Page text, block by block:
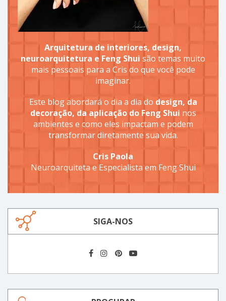
Arquitetura de interiores, design,
neuroarquitetura e Feng Shui são temas muito
mais pessoais para a Cris do que você pode
imaginar.
Este blog abordará o dia a dia do design, da
decoração, da aplicação do Feng Shui nos
ambientes e como eles impactam e podem
transformar diretamente sua vida.
Cris Paola
Neuroarquiteta e Especialista em Feng Shui
SIGA-NOS